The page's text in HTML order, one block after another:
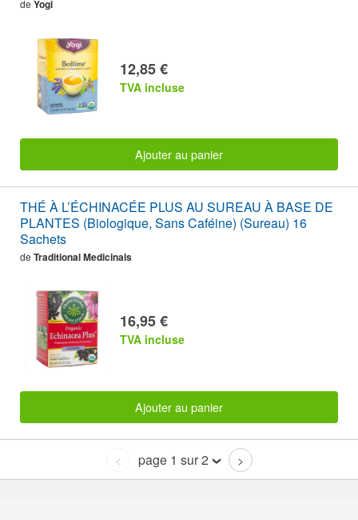
de Yogi
12,85 €
TVA incluse
Ajouter au panier
THÉ À L’ÉCHINACÉE PLUS AU SUREAU À BASE DE
PLANTES (Biologique, Sans Caféine) (Sureau) 16
Sachets
de Traditional Medicinals
16,95 €
TVA incluse
Ajouter au panier
< page 1 sur 2 >